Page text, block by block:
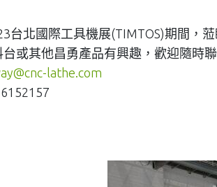
台北國際工具機展(TIMTOS)期間，
或其他昌勇產品有興趣，歡迎隨時聯
lathe.com